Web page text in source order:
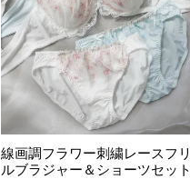
線画調フラワー刺繍レースフリ
ルブラジャー＆ショーツセット